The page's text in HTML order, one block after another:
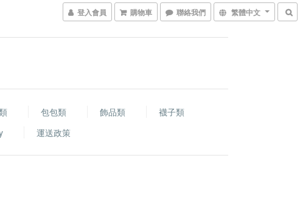
登入會員 購物車 聯絡我們 繁體中文
包包類 飾品類
襪子類
運送政策